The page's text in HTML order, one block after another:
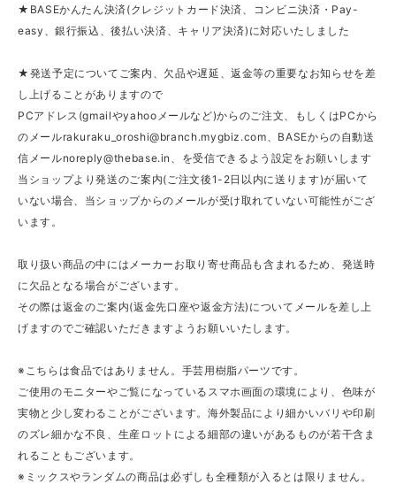
★BASEかんたん決済(クレジットカード決済、コンビニ決済・Pay-
easy、銀行振込、後払い決済、キャリア決済)に対応いたしました
★発送予定についてご案内、欠品や遅延、返金等の重要なお知らせを差
し上げることがありますので
PCアドレス(gmailやyahooメールなど)からのご注文、もしくはPCから
のメールrakuraku_oroshi@branch.mygbiz.com 、BASEからの自動送
信メールnoreply@thebase.in
、を受信できるよう設定をお願いします
当ショップより発送のご案内(ご注文後1-2日以内に送ります)が届いて
いない場合、当ショップからのメールが受け取れていない可能性がござ
います。
取り扱い商品の中にはメーカーお取り寄せ商品も含まれるため、発送時
に欠品となる場合がございます。
その際は返金のご案内(返金先口座や返金方法)についてメールを差し上
げますのでご確認いただきますようお願いいたします。
※こちらは食品ではありません。手芸用樹脂パーツです。
ご使用のモニターやご覧になっているスマホ画面の環境により、色味が
実物と少し変わることがございます。海外製品により細かいバリや印刷
のズレ細かな不良、生産ロットによる細部の違いがあるものが若干含ま
れることもございます。
※ミックスやランダムの商品は必ずしも全種類が入るとは限りません。